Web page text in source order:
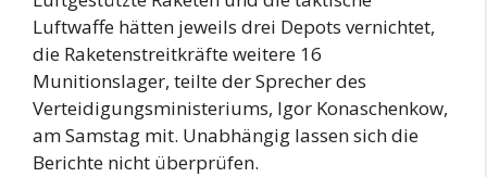
Luftwaffe hätten jeweils drei Depots vernichtet,
die Raketenstreitkräfte weitere 16
Munitionslager, teilte der Sprecher des
Verteidigungsministeriums, Igor Konaschenkow,
am Samstag mit. Unabhängig lassen sich die
Berichte nicht überprüfen.